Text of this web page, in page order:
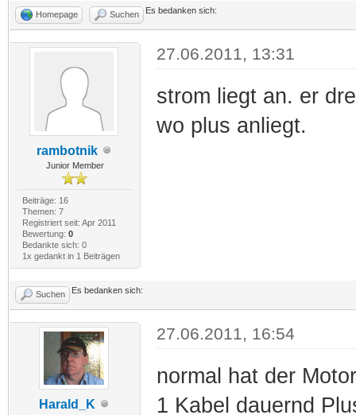
Homepage Suchen Es bedanken sich:
rambotnik
Junior Member
Beiträge: 16
Themen: 7
Registriert seit: Apr 2011
Bewertung: 0
Bedankte sich: 0
1x gedankt in 1 Beiträgen
27.06.2011, 13:31
strom liegt an. er
wo plus anliegt.
Suchen Es bedanken sich:
Harald_K
27.06.2011, 16:54
normal hat der
1 Kabel dauernd